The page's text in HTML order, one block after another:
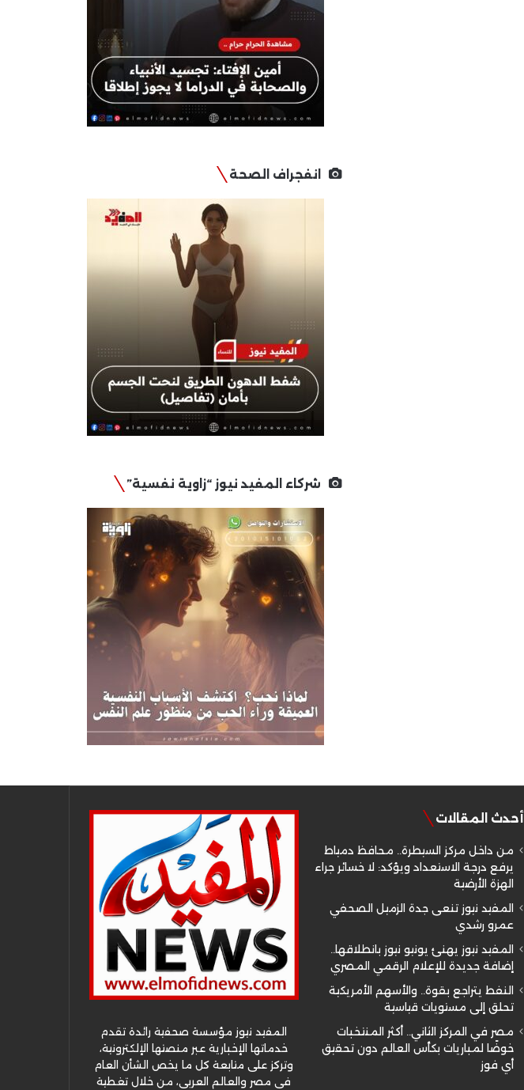
انفجراف الصحة
شركاء المفيد نيوز “زاوية نفسية”
أحدث المقالات
من داخل مركز السيطرة.. محافظ دمياط
يرفع درجة الاستعداد ويؤكد: لا خسائر جراء
الهزة الأرضية
المفيد نيوز تنعى جدة الزميل الصحفي
عمرو رشدي
المفيد نيوز يهنئ يونيو نيوز بانطلاقها..
إضافة جديدة للإعلام الرقمي المصري
النفط يتراجع بقوة.. والأسهم الأمريكية
تحلق إلى مستويات قياسية
مصر في المركز الثاني.. أكثر المنتخبات
خوضًا لمباريات بكأس العالم دون تحقيق
أي فوز
المفيد نيوز مؤسسة صحفية رائدة تقدم
خدماتها الإخبارية عبر منصتها الإلكترونية،
وتركز على متابعة كل ما يخص الشأن العام
في مصر والعالم العربي، من خلال تغطية